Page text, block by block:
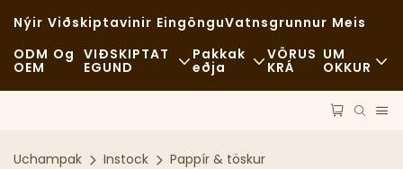
Nýir Viðskiptavinir EingönguVatnsgrunnur Meis
ODM Og
OEM
VIÐSKIPTAT
EGUND
Pakkak
Eðja
VÖRUS
KRÁ
UM
OKKUR
Fréttir
Uchampak Instock Pappír & töskur